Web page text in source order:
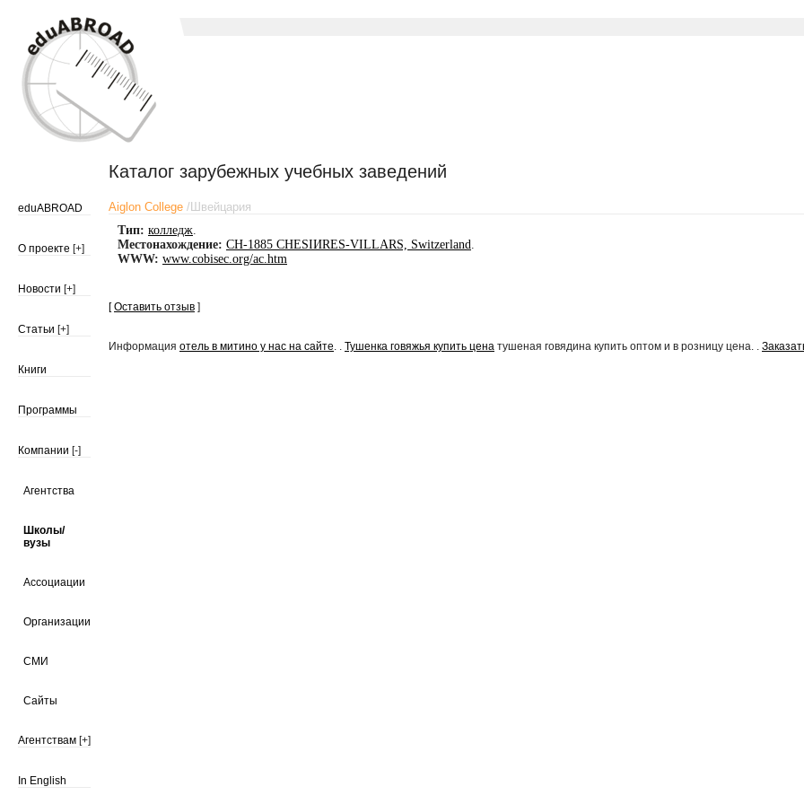
Каталог зарубежных учебных заведений
eduABROAD
О проекте [+]
Новости [+]
Статьи [+]
Книги
Программы
Компании [-]
Агентства
Школы/
вузы
Ассоциации
Организации
СМИ
Сайты
Агентствам [+]
In English
Aiglon College /Швейцария
Тип: колледж.
Местонахождение: CH-1885 CHESIИRES-VILLARS, Switzerland.
WWW: www.cobisec.org/ac.htm
[Оставить отзыв ]
Информация отель в митино у нас на сайте. . Тушенка говяжья купить цена тушеная говядина купить оптом и в розницу цена. .